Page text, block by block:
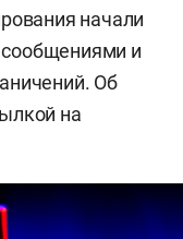
начали
и
Об
на